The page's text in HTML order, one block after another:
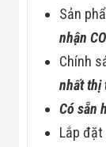
Sản
nhận
Chính
nhất thị
Có sẵn
Lắp